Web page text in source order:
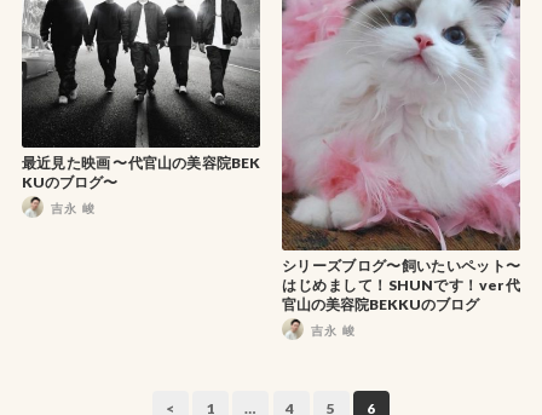
最近見た映画 〜代官山の美容院BEK
KUのブログ〜
吉永 峻
シリーズブログ〜飼いたいペット〜
はじめまして！SHUNです！ver 代
官山の美容院BEKKUのブログ
吉永 峻
< 1 … 4 5 6